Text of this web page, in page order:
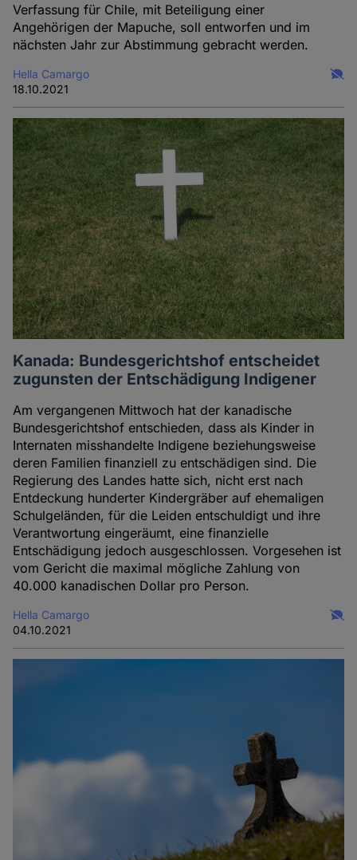
Verfassung für Chile, mit Beteiligung einer
Angehörigen der Mapuche, soll entworfen und im
nächsten Jahr zur Abstimmung gebracht werden.
Hella Camargo
18.10.2021
Kanada: Bundesgerichtshof entscheidet
zugunsten der Entschädigung Indigener
Am vergangenen Mittwoch hat der kanadische
Bundesgerichtshof entschieden, dass als Kinder in
Internaten misshandelte Indigene beziehungsweise
deren Familien finanziell zu entschädigen sind. Die
Regierung des Landes hatte sich, nicht erst nach
Entdeckung hunderter Kindergräber auf ehemaligen
Schulgeländen, für die Leiden entschuldigt und ihre
Verantwortung eingeräumt, eine finanzielle
Entschädigung jedoch ausgeschlossen. Vorgesehen ist
vom Gericht die maximal mögliche Zahlung von
40.000 kanadischen Dollar pro Person.
Hella Camargo
04.10.2021